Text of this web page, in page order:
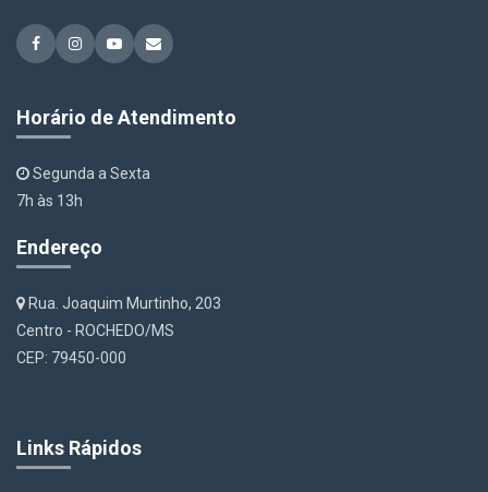
Horário de Atendimento
Segunda a Sexta
7h às 13h
Endereço
Rua. Joaquim Murtinho, 203
Centro - ROCHEDO/MS
CEP: 79450-000
Links Rápidos